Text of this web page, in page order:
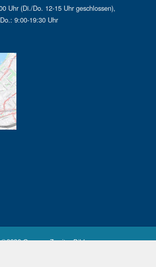
Uhr (Di./Do. 12-15 Uhr geschlossen),
9:00-19:30 Uhr
©2026 Campus Zweiter Bildungsweg